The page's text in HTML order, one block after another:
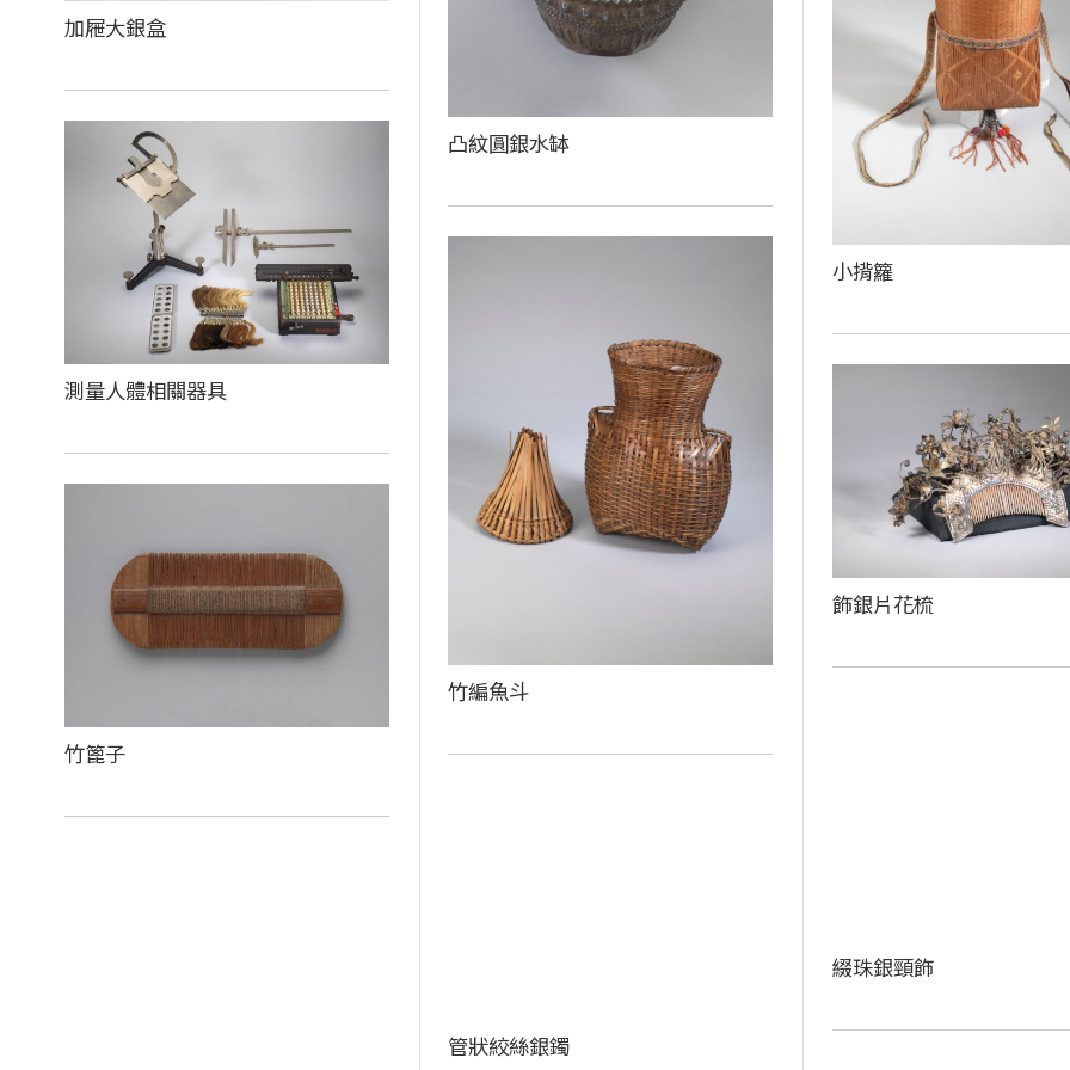
加屜大銀盒
凸紋圓銀水缽
小揹籮
測量人體相關器具
竹編魚斗
飾銀片花梳
竹篦子
綴珠銀頸飾
管狀絞絲銀鐲